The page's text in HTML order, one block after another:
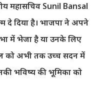
महासचिव Sunil Bansal
दे दिया है। भाजपा ने अपने
में भेजा है या उनके लिए
को अभी तक उच्च सदन में
भविष्य की भूमिका को